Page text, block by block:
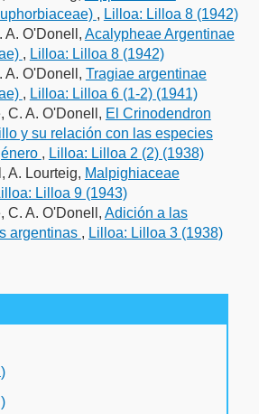
, Lilloa: Lilloa 8 (1942)
A. O'Donell, Acalypheae Argentinae
, Lilloa: Lilloa 8 (1942)
A. O'Donell, Tragiae argentinae
, Lilloa: Lilloa 6 (1-2) (1941)
C. A. O'Donell, El Crinodendron
y su relación con las especies
, Lilloa: Lilloa 2 (2) (1938)
A. Lourteig, Malpighiaceae
Lilloa 9 (1943)
C. A. O'Donell, Adición a las
argentinas , Lilloa: Lilloa 3 (1938)